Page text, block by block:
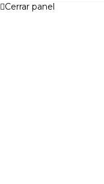
Cerrar panel